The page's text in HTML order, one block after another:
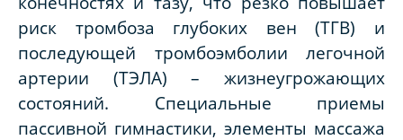
риск тромбоза глубоких вен (ТГВ) и
последующей тромбоэмболии легочной
артерии (ТЭЛА) – жизнеугрожающих
состояний. Специальные приемы
пассивной гимнастики, элементы массажа